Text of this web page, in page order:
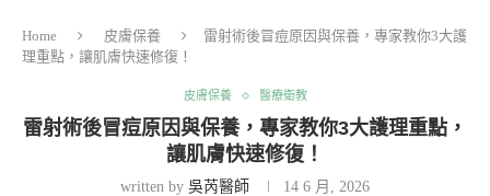
Home 皮膚保養
雷射術後冒痘原因與保養，專家教你3大護
理重點，讓肌膚快速修復！
皮膚保養 醫療衛教
雷射術後冒痘原因與保養，專家教你3大護理重點，
讓肌膚快速修復！
written by 吳芮醫師 14 6 月, 2026